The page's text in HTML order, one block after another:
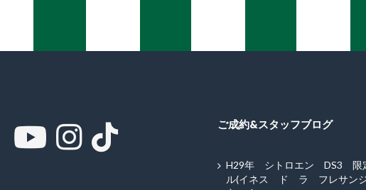
ご成約&スタッフブログ
H29年 シトロエン DS3 限
ル(イネス ド ラ フレサン